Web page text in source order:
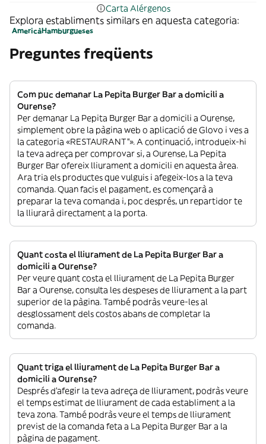
Carta Alérgenos
Explora establiments similars en aquesta categoria:
AmericàHamburgueses
Preguntes freqüents
Com puc demanar La Pepita Burger Bar a domicili a
Ourense?
Per demanar La Pepita Burger Bar a domicili a Ourense,
simplement obre la pàgina web o aplicació de Glovo i ves a
la categoria «RESTAURANT”». A continuació, introdueix-hi
la teva adreça per comprovar si, a Ourense, La Pepita
Burger Bar ofereix lliurament a domicili en aquesta àrea.
Ara tria els productes que vulguis i afegeix-los a la teva
comanda. Quan facis el pagament, es començarà a
preparar la teva comanda i, poc després, un repartidor te
la lliurarà directament a la porta.
Quant costa el lliurament de La Pepita Burger Bar a
domicili a Ourense?
Per veure quant costa el lliurament de La Pepita Burger
Bar a Ourense, consulta les despeses de lliurament a la part
superior de la pàgina. També podràs veure-les al
desglossament dels costos abans de completar la
comanda.
Quant triga el lliurament de La Pepita Burger Bar a
domicili a Ourense?
Després d’afegir la teva adreça de lliurament, podràs veure
el temps estimat de lliurament de cada establiment a la
teva zona. També podràs veure el temps de lliurament
previst de la comanda feta a La Pepita Burger Bar a la
pàgina de pagament.